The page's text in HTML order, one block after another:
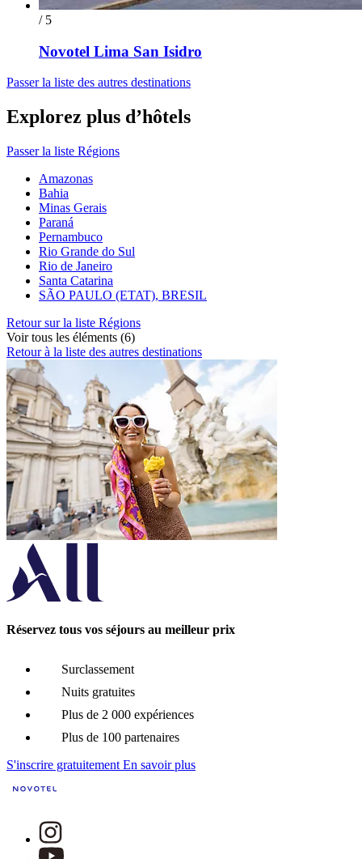
/ 5
Novotel Lima San Isidro
Passer la liste des autres destinations
Explorez plus d’hôtels
Passer la liste Régions
Amazonas
Bahia
Minas Gerais
Paraná
Pernambuco
Rio Grande do Sul
Rio de Janeiro
Santa Catarina
SÃO PAULO (ETAT), BRESIL
Retour sur la liste Régions
Voir tous les éléments (6)
Retour à la liste des autres destinations
Réservez tous vos séjours au meilleur prix
Surclassement
Nuits gratuites
Plus de 2 000 expériences
Plus de 100 partenaires
S'inscrire gratuitement En savoir plus